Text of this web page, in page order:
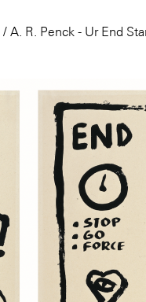
/ A. R. Penck - Ur End